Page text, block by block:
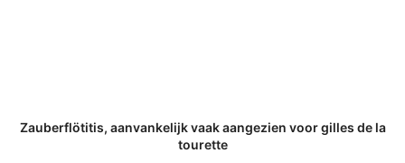
Zauberflötitis, aanvankelijk vaak aangezien voor gilles de la
tourette